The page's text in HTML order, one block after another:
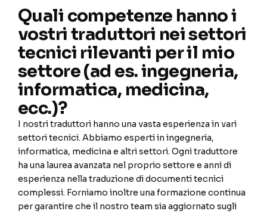
Quali competenze hanno i
vostri traduttori nei settori
tecnici rilevanti per il mio
settore (ad es. ingegneria,
informatica, medicina,
ecc.)?
I nostri traduttori hanno una vasta esperienza in vari
settori tecnici. Abbiamo esperti in ingegneria,
informatica, medicina e altri settori. Ogni traduttore
ha una laurea avanzata nel proprio settore e anni di
esperienza nella traduzione di documenti tecnici
complessi. Forniamo inoltre una formazione continua
per garantire che il nostro team sia aggiornato sugli